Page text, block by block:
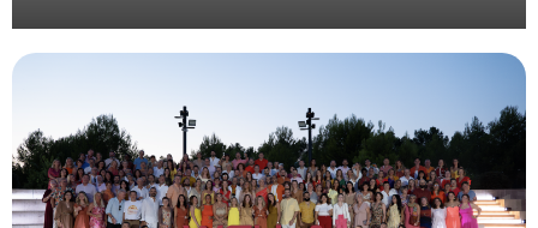
publique Inria